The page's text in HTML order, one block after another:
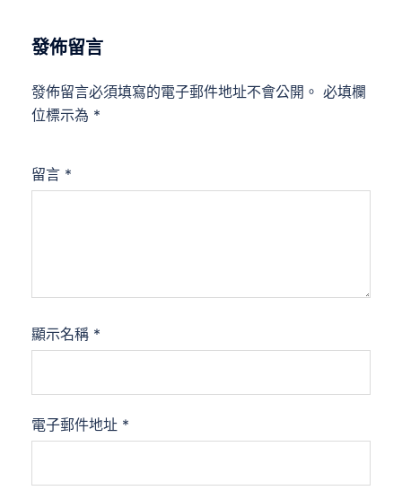
發佈留言
發佈留言必須填寫的電子郵件地址不會公開。 必填欄
位標示為 *
留言 *
顯示名稱 *
電子郵件地址 *